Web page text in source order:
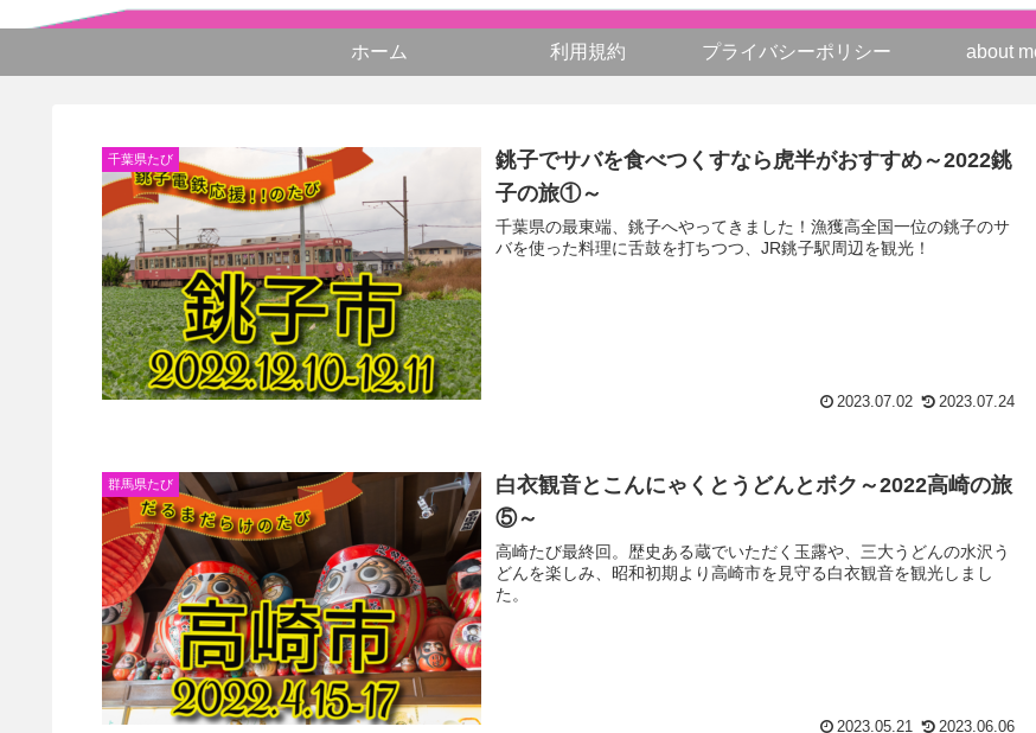
ホーム 利用規約 プライバシーポリシー about
千葉県たび
銚子でサバを食べつくすなら虎半がおすすめ～2022銚
子の旅①～
千葉県の最東端、銚子へやってきました！漁獲高全国一位の銚子のサ
バを使った料理に舌鼓を打ちつつ、JR銚子駅周辺を観光！
2023.07.02 2023.07.24
群馬県たび
白衣観音とこんにゃくとうどんとボク～2022高崎の旅
⑤～
高崎たび最終回。歴史ある蔵でいただく玉露や、三大うどんの水沢う
どんを楽しみ、昭和初期より高崎市を見守る白衣観音を観光しまし
た。
2023.05.21 2023.06.06